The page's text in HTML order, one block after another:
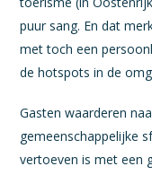
puur sang. En dat
met toch een
de hotspots in de
Gasten waarderen
gemeenschappelijke
vertoeven is met een